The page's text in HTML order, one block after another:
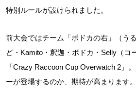
特別ルールが設けられました。
前大会ではチーム「ボドカの右」（う
ど・Kamito・釈迦・ボドカ・Selly（コ
「Crazy Raccoon Cup Overwatch 2」
ーが登場するのか、期待が高まります。